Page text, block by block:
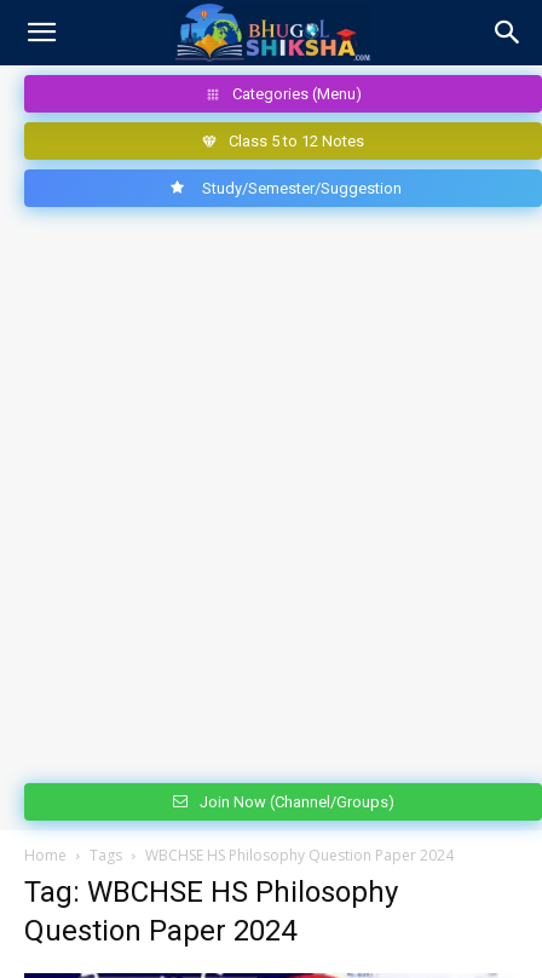
Categories (Menu)
Class 5 to 12 Notes
Study/Semester/Suggestion
Join Now (Channel/Groups)
Home Tags WBCHSE HS Philosophy Question Paper 2024
Tag: WBCHSE HS Philosophy
Question Paper 2024